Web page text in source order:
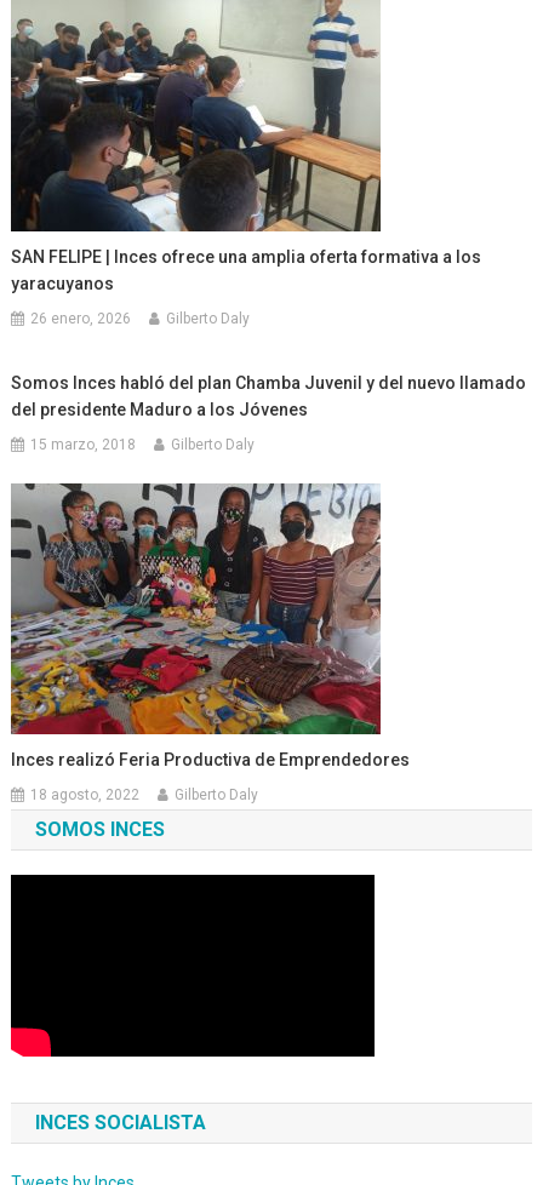
SAN FELIPE | Inces ofrece una amplia oferta formativa a los
yaracuyanos
26 enero, 2026 Gilberto Daly
Somos Inces habló del plan Chamba Juvenil y del nuevo llamado
del presidente Maduro a los Jóvenes
15 marzo, 2018 Gilberto Daly
Inces realizó Feria Productiva de Emprendedores
18 agosto, 2022 Gilberto Daly
SOMOS INCES
INCES SOCIALISTA